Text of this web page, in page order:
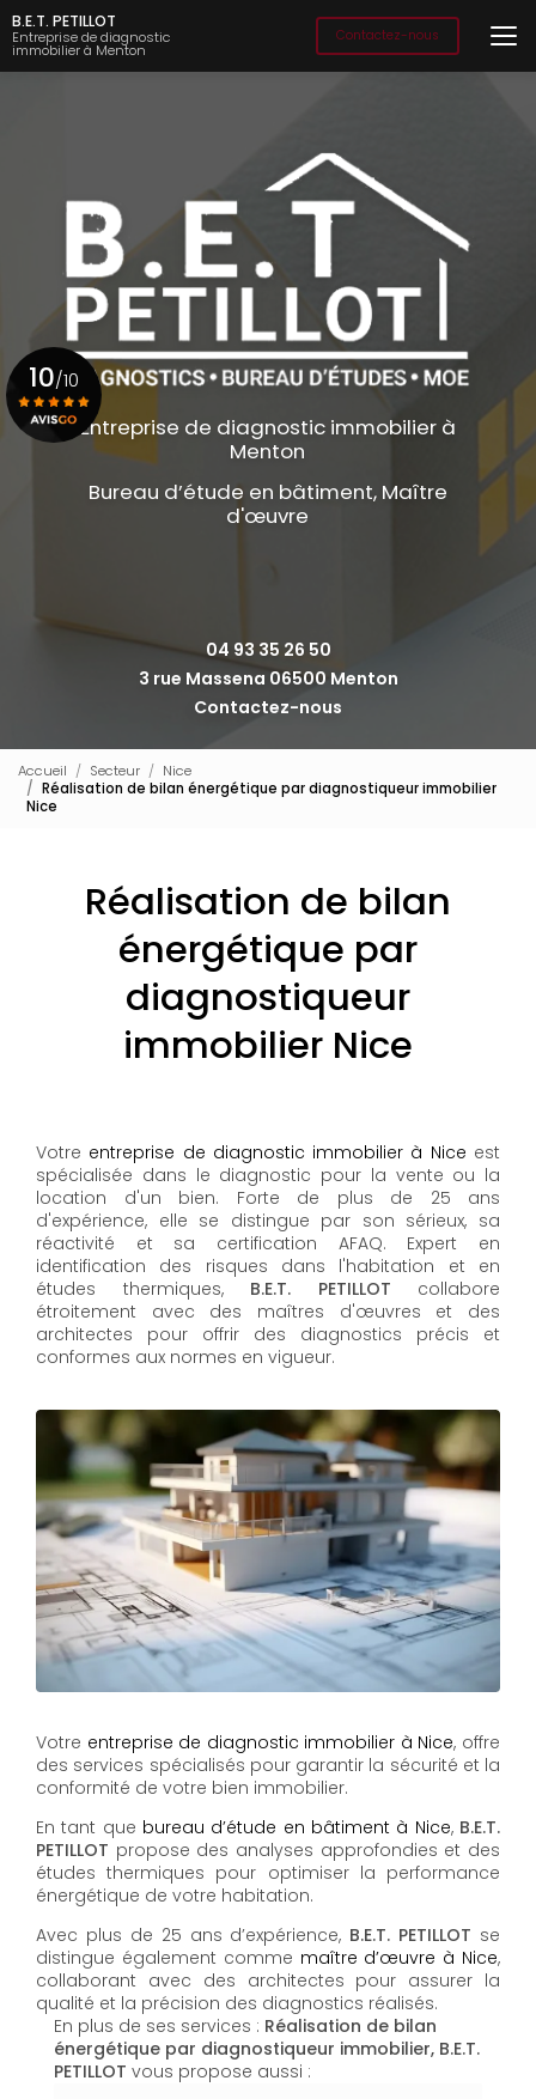
Aller
au
contenu
principal
B.E.T. PETILLOT
Entreprise de diagnostic
immobilier à Menton
Contactez-nous
Entreprise de diagnostic immobilier à
Menton
Bureau d’étude en bâtiment, Maître
d'œuvre
04 93 35 26 50
3 rue Massena 06500 Menton
Contactez-nous
10/10
Voir le certificat
Accueil Secteur
Nice
Réalisation de bilan énergétique par diagnostiqueur immobilier
Nice
Réalisation de bilan
énergétique par
diagnostiqueur
immobilier Nice
Votre entreprise de diagnostic immobilier à Nice est
spécialisée dans le diagnostic pour la vente ou la
location d'un bien. Forte de plus de 25 ans
d'expérience, elle se distingue par son sérieux, sa
réactivité et sa certification AFAQ. Expert en
identification des risques dans l'habitation et en
études thermiques, B.E.T. PETILLOT collabore
étroitement avec des maîtres d'œuvres et des
architectes pour offrir des diagnostics précis et
conformes aux normes en vigueur.
Votre entreprise de diagnostic immobilier à Nice, offre
des services spécialisés pour garantir la sécurité et la
conformité de votre bien immobilier.
En tant que bureau d’étude en bâtiment à Nice, B.E.T.
PETILLOT propose des analyses approfondies et des
études thermiques pour optimiser la performance
énergétique de votre habitation.
Avec plus de 25 ans d’expérience, B.E.T. PETILLOT se
distingue également comme maître d’œuvre à Nice,
collaborant avec des architectes pour assurer la
qualité et la précision des diagnostics réalisés.
En plus de ses services : Réalisation de bilan
énergétique par diagnostiqueur immobilier, B.E.T.
PETILLOT vous propose aussi :